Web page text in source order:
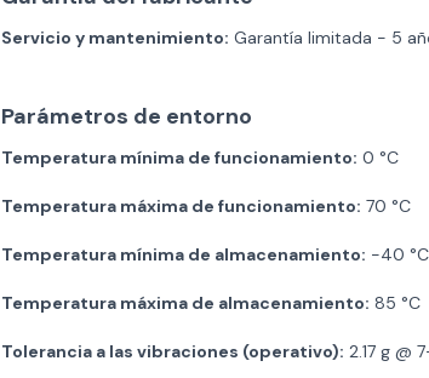
Servicio y mantenimiento: Garantía limitada - 5
Parámetros de entorno
Temperatura mínima de funcionamiento: 0 °C
Temperatura máxima de funcionamiento: 70 °C
Temperatura mínima de almacenamiento: -40 °C
Temperatura máxima de almacenamiento: 85 °C
Tolerancia a las vibraciones (operativo): 2.17 g @